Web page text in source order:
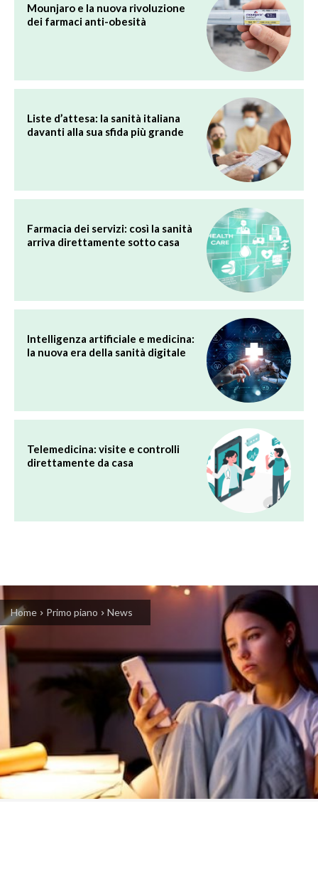
Mounjaro e la nuova rivoluzione
dei farmaci anti-obesità
Liste d’attesa: la sanità italiana
davanti alla sua sfida più grande
Farmacia dei servizi: così la sanità
arriva direttamente sotto casa
Intelligenza artificiale e medicina:
la nuova era della sanità digitale
Telemedicina: visite e controlli
direttamente da casa